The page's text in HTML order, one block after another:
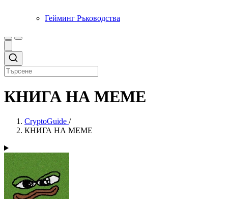
Гейминг Ръководства
КНИГА НА МЕМЕ
CryptoGuide /
КНИГА НА МЕМЕ